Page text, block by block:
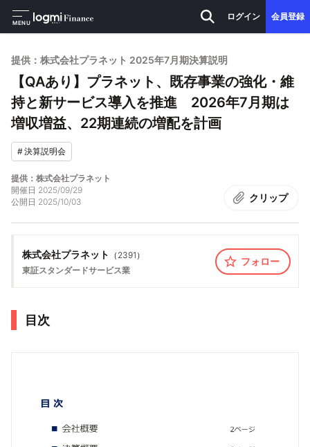
MENU
ログイン 会員登録
提供：株式会社プラネット 2025年7月期決算説明
【QAあり】プラネット、既存事業の強化・維
持と新サービス導入を推進 2026年7月期は
増収増益、22期連続の増配を計画
#決算説明会
提供：株式会社プラネット
開催日 2025/09/29
公開日 2025/10/03 クリップ
株式会社プラネット （ 2391 ）
東証スタンダードサービス業
フォロー
目次